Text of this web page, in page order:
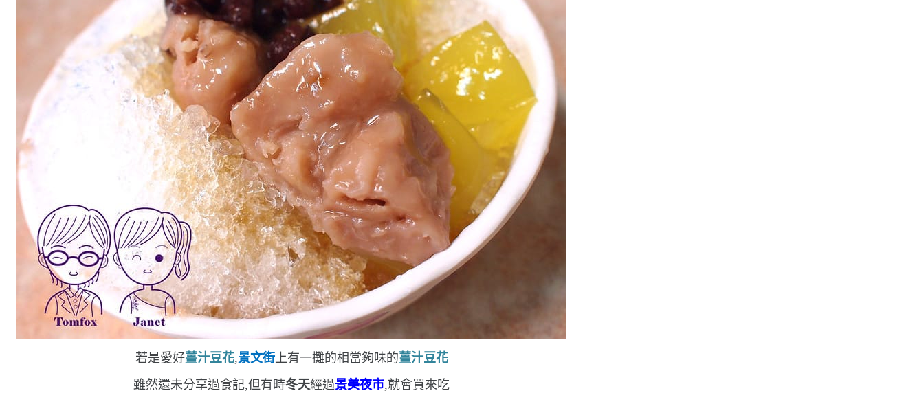
若是愛好薑汁豆花,景文街上有一攤的相當夠味的薑汁豆花
雖然還未分享過食記,但有時冬天經過景美夜市,就會買來吃